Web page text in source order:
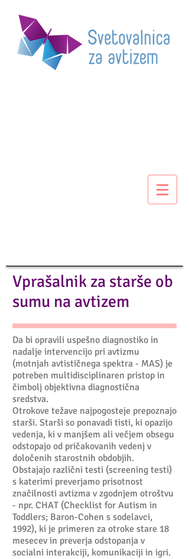
Vprašalnik za starše ob
sumu na avtizem
Da bi opravili uspešno diagnostiko in
nadalje intervencijo pri avtizmu
(motnjah avtističnega spektra - MAS) je
potreben multidisciplinaren pristop in
čimbolj objektivna diagnostična
sredstva.
Otrokove težave najpogosteje prepoznajo
starši. Starši so ponavadi tisti, ki opazijo
vedenja, ki v manjšem ali večjem obsegu
odstopajo od pričakovanih vedenj v
določenih starostnih obdobjih.
Obstajajo različni testi (screening testi)
s katerimi preverjamo prisotnost
značilnosti avtizma v zgodnjem otroštvu
- npr. CHAT (Checklist for Autism in
Toddlers; Baron-Cohen s sodelavci,
1992), ki je primeren za otroke stare 18
mesecev in preverja odstopanja v
socialni interakciji, komunikaciji in igri.